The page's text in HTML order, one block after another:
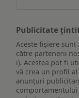
Publicitate
Aceste fișiere
către partenerii
i). Acestea pot fi
vă crea un profil
anunțuri